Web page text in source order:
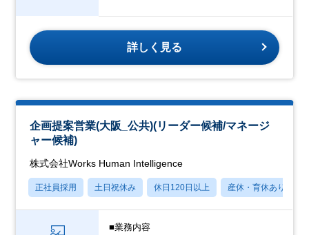
詳しく見る
企画提案営業(大阪_公共)(リーダー候補/マネージ
ャー候補)
株式会社Works Human Intelligence
正社員採用 土日祝休み 休日120日以上 産休・育休あり
■業務内容